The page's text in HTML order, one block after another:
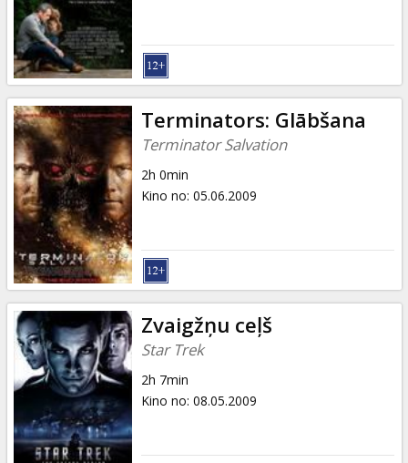
Terminators: Glābšana
Terminator Salvation
2h 0min
Kino no: 05.06.2009
Zvaigžņu ceļš
Star Trek
2h 7min
Kino no: 08.05.2009